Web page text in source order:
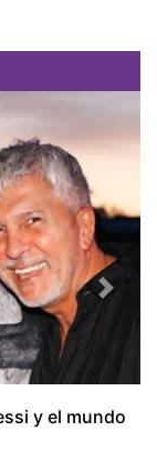
y el mundo
Next